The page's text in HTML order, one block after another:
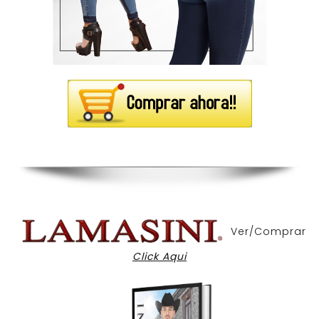
Ver/Comprar
Click Aqui